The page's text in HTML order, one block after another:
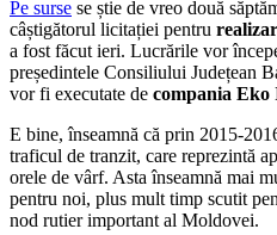
Pe surse se știe de vreo două
câștigătorul licitației pentru
a fost făcut ieri. Lucrările vor
președintele Consiliului Județean
vor fi executate de compania Eko
E bine, înseamnă că prin 2015-
traficul de tranzit, care reprezintă
orele de vârf. Asta înseamnă mai
pentru noi, plus mult timp scutit
nod rutier important al Moldovei.